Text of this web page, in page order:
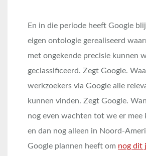
En in die periode heeft Google
eigen ontologie gerealiseerd
met ongekende precisie kunnen
geclassificeerd. Zegt Google.
werkzoekers via Google alle
kunnen vinden. Zegt Google.
nog even wachten tot we er mee
en dan nog alleen in Noord-
Google plannen heeft om nog dit